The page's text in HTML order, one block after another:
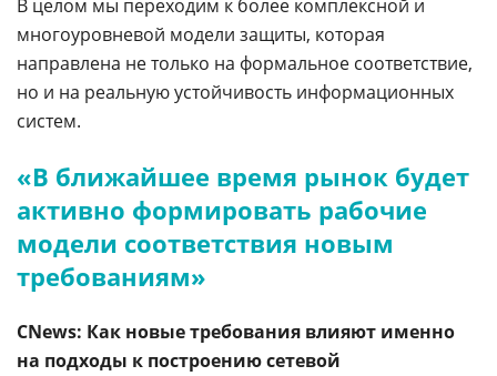
В целом мы переходим к более комплексной и
многоуровневой модели защиты, которая
направлена не только на формальное соответствие,
но и на реальную устойчивость информационных
систем.
«В ближайшее время рынок будет
активно формировать рабочие
модели соответствия новым
требованиям»
CNews: Как новые требования влияют именно
на подходы к построению сетевой